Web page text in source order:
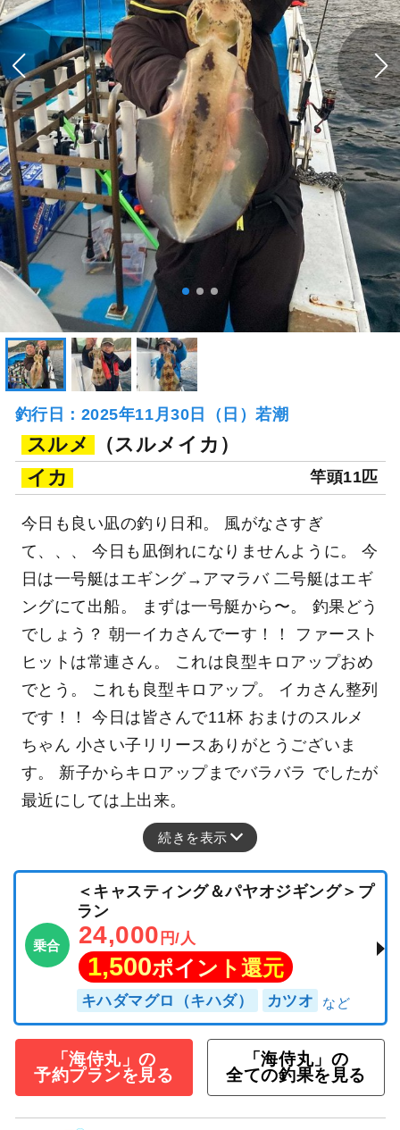
釣行日：2025年11月30日（日）若潮
スルメ
（スルメイカ）
イカ
竿頭11匹
今日も良い凪の釣り日和。 風がなさすぎ
て、、、 今日も凪倒れになりませんように。 今
日は一号艇はエギング→アマラバ 二号艇はエギ
ングにて出船。 まずは一号艇から〜。 釣果どう
でしょう？ 朝一イカさんでーす！！ ファースト
ヒットは常連さん。 これは良型キロアップおめ
でとう。 これも良型キロアップ。 イカさん整列
です！！ 今日は皆さんで11杯 おまけのスルメ
ちゃん 小さい子リリースありがとうございま
す。 新子からキロアップまでバラバラ でしたが
最近にしては上出来。
続きを表示
乗合
＜キャスティング＆パヤオジギング＞プ
ラン
24,000 円/人
1,500ポイント還元
キハダマグロ（キハダ） カツオ
「海侍丸」の
予約プランを見る
「海侍丸」の
全ての釣果を見る